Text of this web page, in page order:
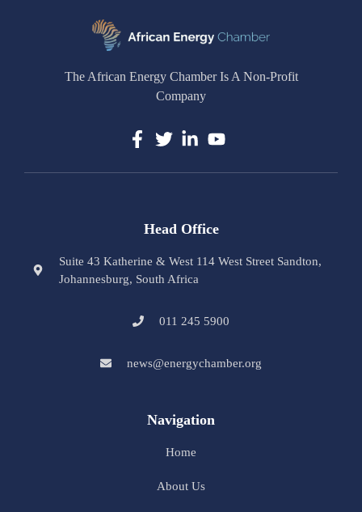
The African Energy Chamber Is A Non-Profit
Company
Head Office
Suite 43 Katherine & West 114 West Street Sandton,
Johannesburg, South Africa
011 245 5900
news@energychamber.org
Navigation
Home
About Us